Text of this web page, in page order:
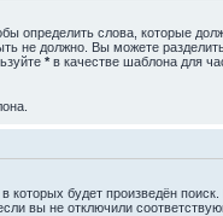
определить слова, которые
не должно. Вы можете
* в качестве шаблона для
будет произведён
вы не отключили